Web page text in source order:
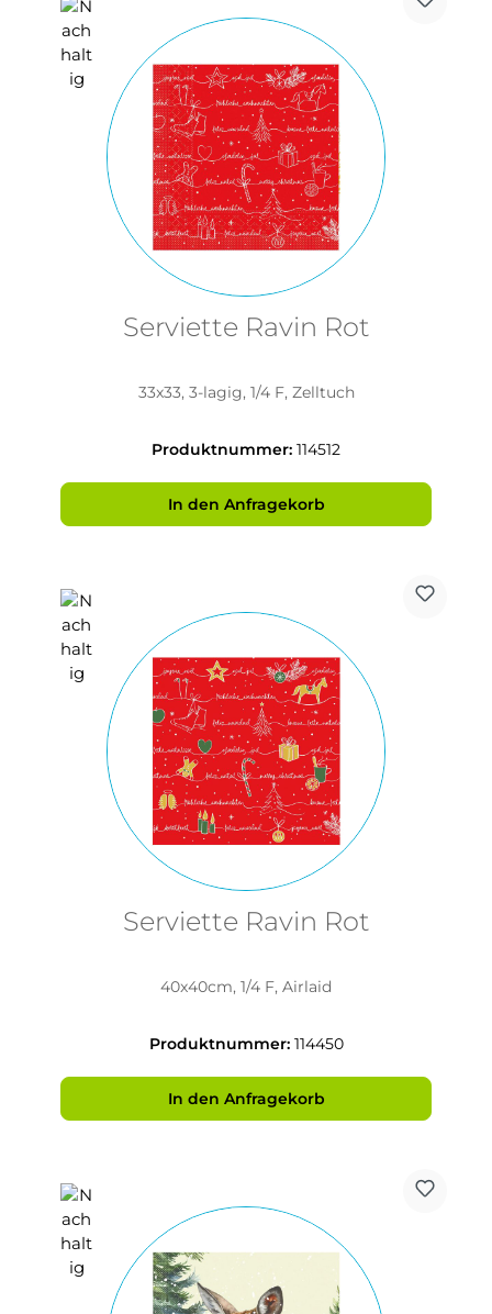
Serviette Ravin Rot
33x33, 3-lagig, 1/4 F, Zelltuch
Produktnummer: 114512
In den Anfragekorb
Serviette Ravin Rot
40x40cm, 1/4 F, Airlaid
Produktnummer: 114450
In den Anfragekorb